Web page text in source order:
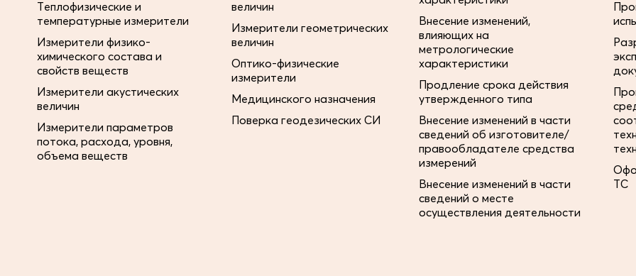
Теплофизические и
температурные измерители
Измерители физико-
химического состава и
свойств веществ
Измерители акустических
величин
Измерители параметров
потока, расхода, уровня,
объема веществ
величин
Измерители геометрических
величин
Оптико-физические
измерители
Медицинского назначения
Поверка геодезических СИ
Внесение изменений,
влияющих на
метрологические
характеристики
Продление срока действия
утвержденного типа
Внесение изменений в части
сведений об изготовителе/
правообладателе средства
измерений
Внесение изменений в части
сведений о месте
осуществления деятельности
ТС